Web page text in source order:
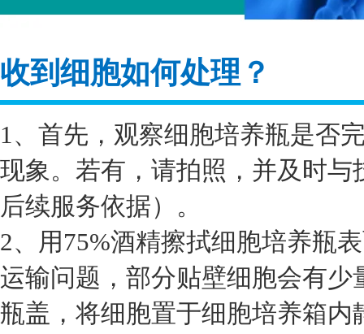
收到细胞如何处理？
1、首先，观察细胞培养瓶是否
现象。若有，请拍照，并及时
后续服务依据）。
2、用75%酒精擦拭细胞培养瓶
运输问题，部分贴壁细胞会有
瓶盖，将细胞置于细胞培养箱